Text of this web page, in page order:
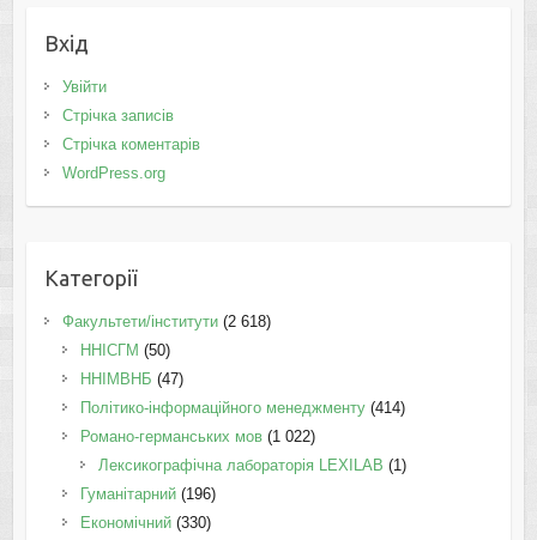
Вхід
Увійти
Стрічка записів
Стрічка коментарів
WordPress.org
Категорії
Факультети/інститути(2 618)
ННІСГМ (50)
ННІМВНБ (47)
Політико-інформаційного менеджменту(414)
Романо-германських мов(1 022)
Лексикографічна лабораторія LEXILAB (1)
Гуманітарний(196)
Економічний(330)